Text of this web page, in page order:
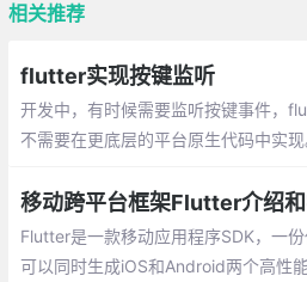
相关推荐
flutter实现按键监听
开发中，有时候需要监听按键事件，
不需要在更底层的平台原生代码中实
Flutter是一款移动应用程序SDK，一
可以同时生成iOS和Android两个高性